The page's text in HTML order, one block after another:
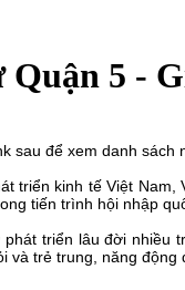
Quận 5 -
sau để xem danh sách
triển kinh tế Việt
tiến trình hội nhập
triển lâu đời
và trẻ trung, năng